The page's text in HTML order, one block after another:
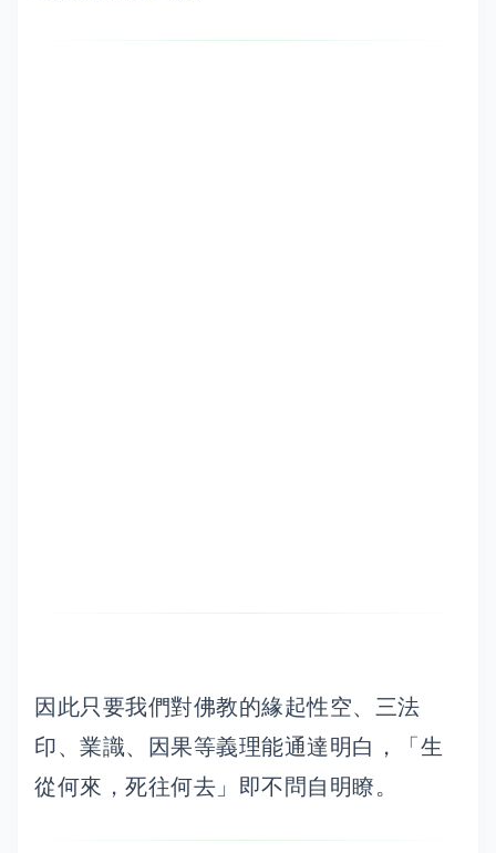
因此只要我們對佛教的緣起性空、三法
印、業識、因果等義理能通達明白，「生
從何來，死往何去」即不問自明瞭。